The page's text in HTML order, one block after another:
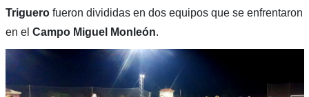
Triguero fueron divididas en dos equipos que se enfrentaron
en el Campo Miguel Monleón.